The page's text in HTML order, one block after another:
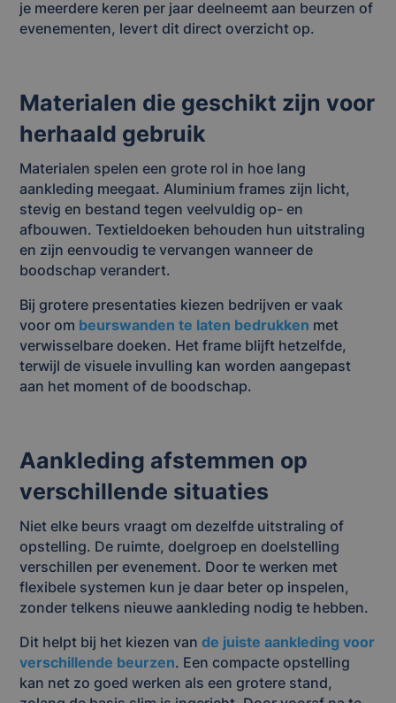
je meerdere keren per jaar deelneemt aan beurzen of
evenementen, levert dit direct overzicht op.
Materialen die geschikt zijn voor
herhaald gebruik
Materialen spelen een grote rol in hoe lang
aankleding meegaat. Aluminium frames zijn licht,
stevig en bestand tegen veelvuldig op- en
afbouwen. Textieldoeken behouden hun uitstraling
en zijn eenvoudig te vervangen wanneer de
boodschap verandert.
Bij grotere presentaties kiezen bedrijven er vaak
voor om beurswanden te laten bedrukken met
verwisselbare doeken. Het frame blijft hetzelfde,
terwijl de visuele invulling kan worden aangepast
aan het moment of de boodschap.
Aankleding afstemmen op
verschillende situaties
Niet elke beurs vraagt om dezelfde uitstraling of
opstelling. De ruimte, doelgroep en doelstelling
verschillen per evenement. Door te werken met
flexibele systemen kun je daar beter op inspelen,
zonder telkens nieuwe aankleding nodig te hebben.
Dit helpt bij het kiezen vande juiste aankleding voor
verschillende beurzen. Een compacte opstelling
kan net zo goed werken als een grotere stand,